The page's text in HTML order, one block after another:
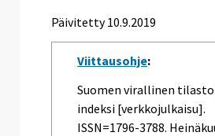
Päivitetty 10.9.2019
Viittausohje:
Suomen virallinen
indeksi [verkkojulkaisu].
ISSN=1796-3788.